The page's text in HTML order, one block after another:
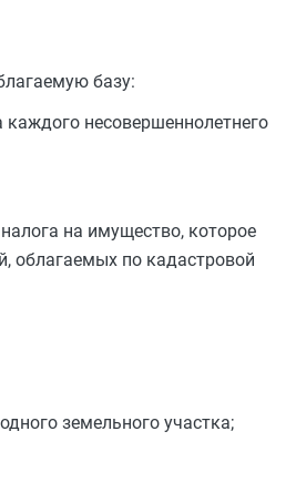
базу:
несовершеннолетнего
на имущество, которое
облагаемых по кадастровой
земельного участка;